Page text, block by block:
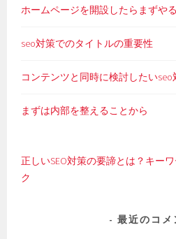
ホームページを開設したらまずや
seo対策でのタイトルの重要性
コンテンツと同時に検討したいseo
まずは内部を整えることから
正しいSEO対策の要諦とは？キー
ク
最近のコメ